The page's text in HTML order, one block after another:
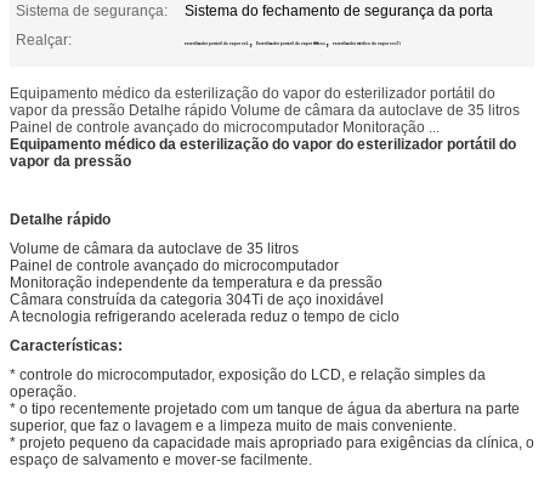
Sistema de segurança:
Sistema do fechamento de segurança da porta
Realçar:
esterilizador portátil do vapor 35L , Esterilizador portátil do vapor SS304 , esterilizador médico do vapor 304Ti
Equipamento médico da esterilização do vapor do esterilizador portátil do
vapor da pressão Detalhe rápido Volume de câmara da autoclave de 35 litros
Painel de controle avançado do microcomputador Monitoração ...
Equipamento médico da esterilização do vapor do esterilizador portátil do
vapor da pressão
Detalhe rápido
Volume de câmara da autoclave de 35 litros
Painel de controle avançado do microcomputador
Monitoração independente da temperatura e da pressão
Câmara construída da categoria 304Ti de aço inoxidável
A tecnologia refrigerando acelerada reduz o tempo de ciclo
Características:
* controle do microcomputador, exposição do LCD, e relação simples da
operação.
* o tipo recentemente projetado com um tanque de água da abertura na parte
superior, que faz o lavagem e a limpeza muito de mais conveniente.
* projeto pequeno da capacidade mais apropriado para exigências da clínica, o
espaço de salvamento e mover-se facilmente.